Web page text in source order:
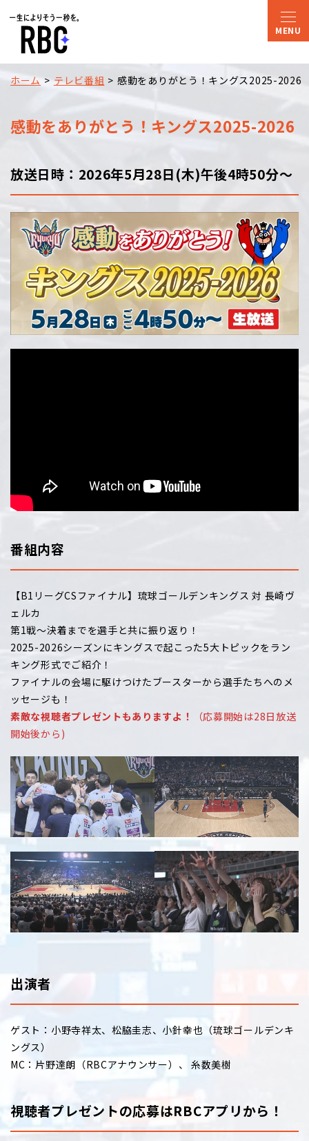
ホーム テレビ番組 感動をありがとう！キングス2025-2026
感動をありがとう！キングス2025-2026
放送日時：2026年5月28日(木)午後4時50分～
番組内容
【B1リーグCSファイナル】琉球ゴールデンキングス 対 長崎ヴ
ェルカ
第1戦～決着までを選手と共に振り返り！
2025-2026シーズンにキングスで起こった5大トピックをラン
キング形式でご紹介！
ファイナルの会場に駆けつけたブースターから選手たちへのメ
ッセージも！
素敵な視聴者プレゼントもありますよ！
（応募開始は28日放送
開始後から)
出演者
ゲスト：小野寺祥太、松脇圭志、小針幸也（琉球ゴールデンキ
ングス）
MC：片野達朗（RBCアナウンサー）、 糸数美樹
視聴者プレゼントの応募はRBCアプリから！